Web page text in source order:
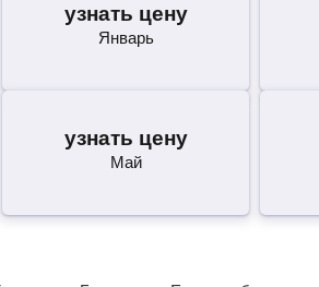
узнать цену
Январь
узнать цену
Май